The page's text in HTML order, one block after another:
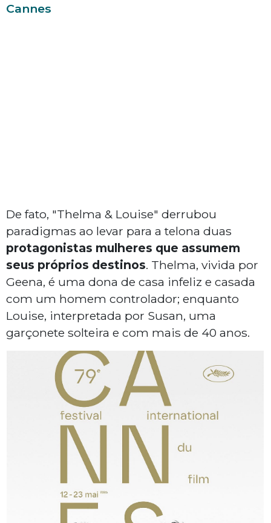
Cannes
De fato, "Thelma & Louise" derrubou
paradigmas ao levar para a telona duas
protagonistas mulheres que assumem
seus próprios destinos. Thelma, vivida por
Geena, é uma dona de casa infeliz e casada
com um homem controlador; enquanto
Louise, interpretada por Susan, uma
garçonete solteira e com mais de 40 anos.